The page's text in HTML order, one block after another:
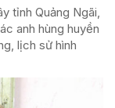
tỉnh Quảng Ngãi,
anh hùng huyền
lịch sử hình